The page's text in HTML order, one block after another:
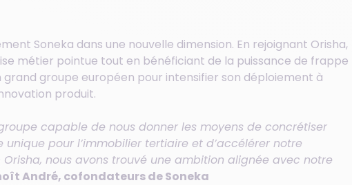
Soneka dans une nouvelle dimension. En rejoignant Orisha,
métier pointue tout en bénéficiant de la puissance de frappe
groupe européen pour intensifier son déploiement à
produit.
capable de nous donner les moyens de concrétiser
unique pour l’immobilier tertiaire et d’accélérer notre
nous avons trouvé une ambition alignée avec notre
André, cofondateurs de Soneka